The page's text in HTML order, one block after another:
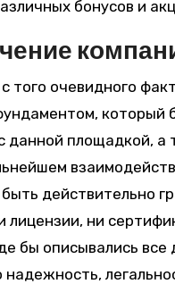
бонусов и
того очевидного
который
данной площадкой, а
действительно
лицензии, ни
бы описывались
надежность,